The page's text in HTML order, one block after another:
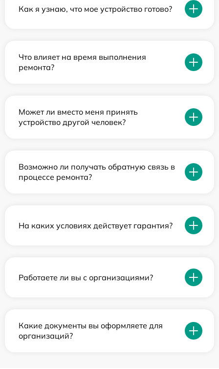
Как я узнаю, что мое устройство готово?
Что влияет на время выполнения
ремонта?
Может ли вместо меня принять
устройство другой человек?
Возможно ли получать обратную связь в
процессе ремонта?
На каких условиях действует гарантия?
Работаете ли вы с организациями?
Какие документы вы оформляете для
организаций?